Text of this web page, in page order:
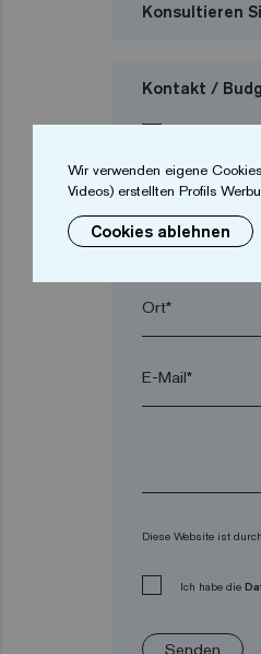
Konsultieren
Kontakt /
Vorname*
Ort*
E-Mail*
Diese Website ist
Ich habe die
Senden
Wir verwenden eigene
Videos) erstellten Profils
Cookies ablehnen